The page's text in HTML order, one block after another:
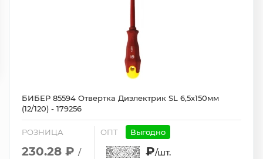
БИБЕР 85594 Отвертка Диэлектрик SL 6,5х150мм
(12/120) - 179256
РОЗНИЦА
230.28 ₽ /
ОПТ Выгодно
₽/шт.